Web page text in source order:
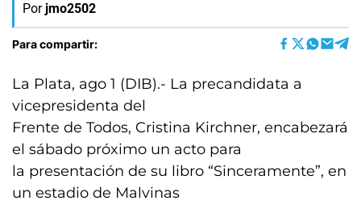
Por jmo2502
Para compartir:
La Plata, ago 1 (DIB).- La precandidata a
vicepresidenta del
Frente de Todos, Cristina Kirchner, encabezará
el sábado próximo un acto para
la presentación de su libro “Sinceramente”, en
un estadio de Malvinas